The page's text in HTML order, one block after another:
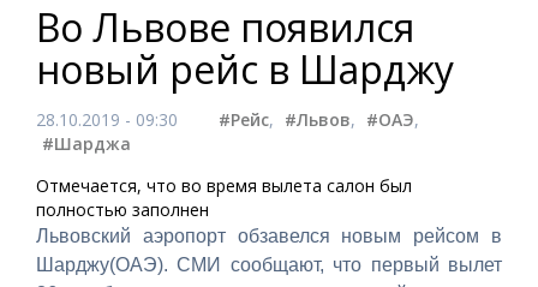
Во Львове появился
новый рейс в Шарджу
28.10.2019 - 09:30 #Рейс, #Львов, #ОАЭ,
#Шарджа
Отмечается, что во время вылета салон был
полностью заполнен
Львовский аэропорт обзавелся новым рейсом в
Шарджу(ОАЭ). СМИ сообщают, что первый вылет